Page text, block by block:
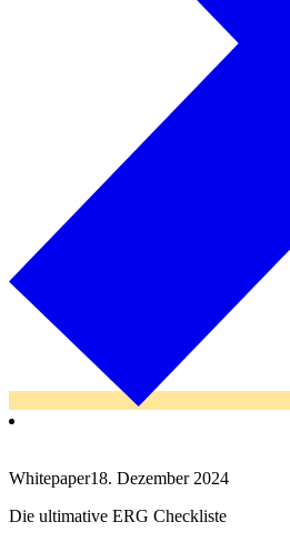
Whitepaper18. Dezember 2024
Die ultimative ERG Checkliste